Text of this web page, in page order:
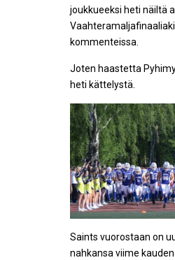
joukkueeksi heti näiltä
kommenteissa.
Joten haastetta
heti kättelystä.
Saints vuorostaan on
nahkansa viime